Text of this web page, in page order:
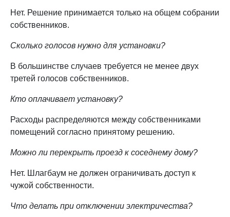
Нет. Решение принимается только на общем собрании
собственников.
Сколько голосов нужно для установки?
В большинстве случаев требуется не менее двух
третей голосов собственников.
Кто оплачивает установку?
Расходы распределяются между собственниками
помещений согласно принятому решению.
Можно ли перекрыть проезд к соседнему дому?
Нет. Шлагбаум не должен ограничивать доступ к
чужой собственности.
Что делать при отключении электричества?